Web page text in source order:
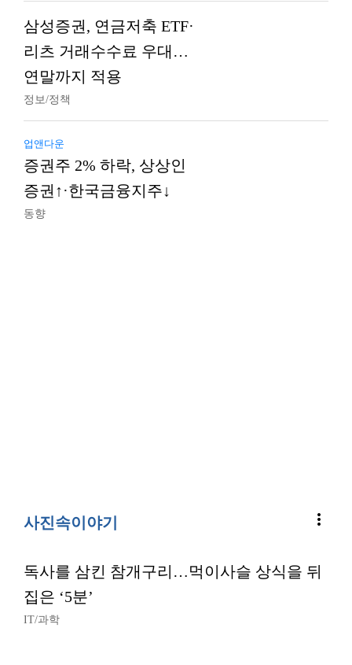
삼성증권, 연금저축 ETF·
리츠 거래수수료 우대…
연말까지 적용
정보/정책
업앤다운
증권주 2% 하락, 상상인
증권↑·한국금융지주↓
동향
사진속이야기 more_vert
독사를 삼킨 참개구리…먹이사슬 상식을 뒤
집은 ‘5분’
IT/과학